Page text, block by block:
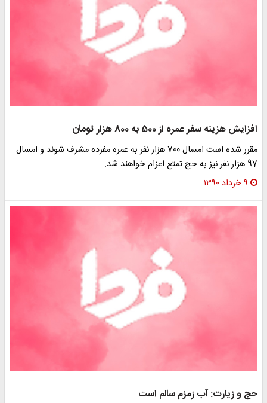
افزايش هزينه سفر عمره از 500 به 800 هزار تومان
مقرر شده است امسال 700 هزار نفر به عمره مفرده مشرف شوند و امسال
97 هزار نفر نيز به حج تمتع اعزام خواهند شد.
۹ خرداد ۱۳۹۰
حج و زيارت: آب زمزم سالم است